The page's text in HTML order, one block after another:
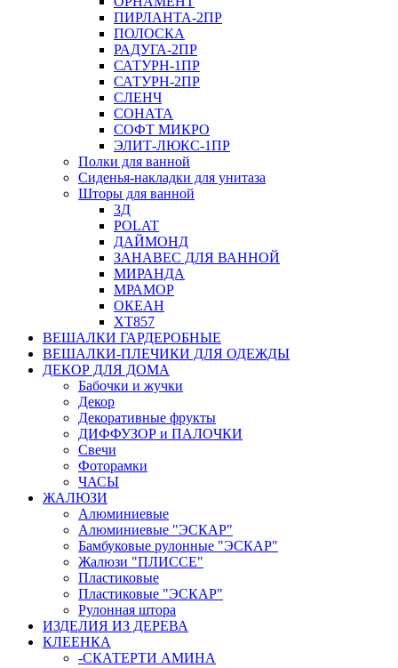
ПИРЛАНТА-2ПР
ПОЛОСКА
РАДУГА-2ПР
САТУРН-1ПР
САТУРН-2ПР
СЛЕНЧ
СОНАТА
СОФТ МИКРО
ЭЛИТ-ЛЮКС-1ПР
Полки для ванной
Сиденья-накладки для унитаза
Шторы для ванной
3Д
POLAT
ДАЙМОНД
ЗАНАВЕС ДЛЯ ВАННОЙ
МИРАНДА
МРАМОР
ОКЕАН
ХТ857
ВЕШАЛКИ ГАРДЕРОБНЫЕ
ВЕШАЛКИ-ПЛЕЧИКИ ДЛЯ ОДЕЖДЫ
ДЕКОР ДЛЯ ДОМА
Бабочки и жучки
Декор
Декоративные фрукты
ДИФФУЗОР и ПАЛОЧКИ
Свечи
Фоторамки
ЧАСЫ
ЖАЛЮЗИ
Алюминиевые
Алюминиевые "ЭСКАР"
Бамбуковые рулонные "ЭСКАР"
Жалюзи "ПЛИССЕ"
Пластиковые
Пластиковые "ЭСКАР"
Рулонная штора
ИЗДЕЛИЯ ИЗ ДЕРЕВА
КЛЕЕНКА
-СКАТЕРТИ АМИНА